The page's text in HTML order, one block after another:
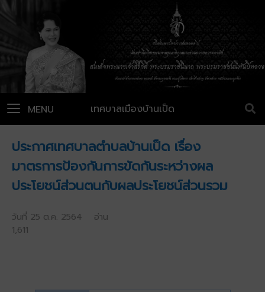
เทศบาลเมืองบ้านเป็ด
MENU
ประกาศเทศบาลตำบลบ้านเป็ด เรื่อง
มาตรการป้องกันการขัดกันระหว่างผล
ประโยชน์ส่วนตนกับผลประโยชน์ส่วนรวม
วันที่ 25 ต.ค. 2564 อ่าน
1,611